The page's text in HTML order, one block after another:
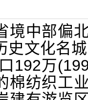
境中部偏
史文化名
192万
棉纺织工